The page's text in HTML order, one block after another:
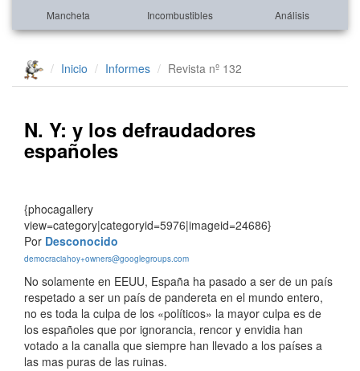
Mancheta Incombustibles Análisis
Inicio Informes Revista nº 132
N. Y: y los defraudadores
españoles
{phocagallery
view=category|categoryid=5976|imageid=24686}
Por Desconocido
democraciahoy+owners@googlegroups.com
No solamente en EEUU, España ha pasado a ser de un país
respetado a ser un país de pandereta en el mundo entero,
no es toda la culpa de los «políticos» la mayor culpa es de
los españoles que por ignorancia, rencor y envidia han
votado a la canalla que siempre han llevado a los países a
las mas puras de las ruinas.